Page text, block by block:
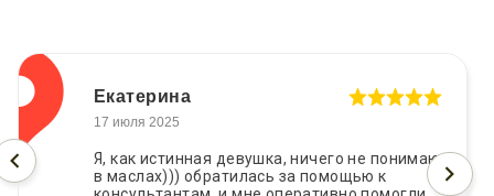
Екатерина
17 июля 2025
Я, как истинная девушка, ничего не понимаю
в маслах))) обратилась за помощью к